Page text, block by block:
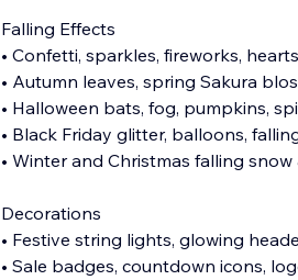
Falling Effects
• Confetti, sparkles, fireworks, hearts
• Autumn leaves, spring Sakura
• Halloween bats, fog, pumpkins,
• Black Friday glitter, balloons,
• Winter and Christmas falling snow
Decorations
• Festive string lights, glowing
• Sale badges, countdown icons,